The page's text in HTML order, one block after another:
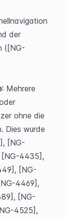
der
([NG-
: Mehrere
ohne die
Dies wurde
[NG-
4435],
[NG-
4469],
[NG-
4525],